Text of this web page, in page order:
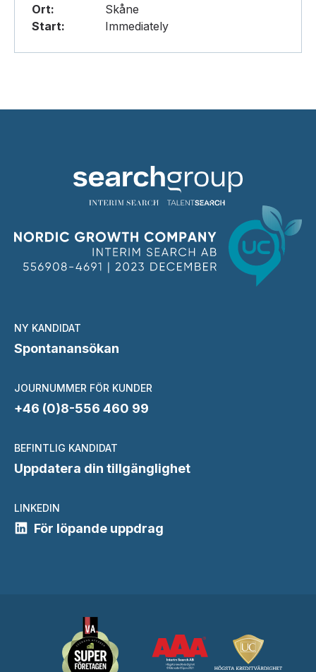
Ort:
Skåne
Start:
Immediately
NY KANDIDAT
Spontanansökan
JOURNUMMER FÖR KUNDER
+46 (0)8-556 460 99
BEFINTLIG KANDIDAT
Uppdatera din tillgänglighet
LINKEDIN
För löpande uppdrag